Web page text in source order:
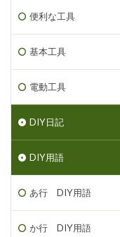
便利な工具
基本工具
電動工具
DIY日記
DIY用語
あ行 DIY用語
か行 DIY用語